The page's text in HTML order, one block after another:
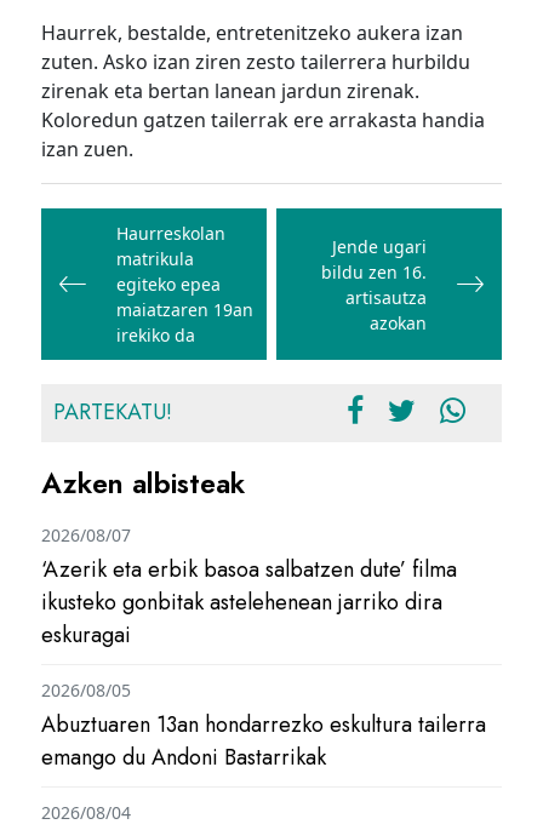
Haurrek, bestalde, entretenitzeko aukera izan
zuten. Asko izan ziren zesto tailerrera hurbildu
zirenak eta bertan lanean jardun zirenak.
Koloredun gatzen tailerrak ere arrakasta handia
izan zuen.
Bidalketetan
zehar
nabigatu
Haurreskolan
matrikula
egiteko epea
maiatzaren 19an
irekiko da
Jende ugari
bildu zen 16.
artisautza
azokan
PARTEKATU!
Azken albisteak
‘Azerik eta erbik basoa salbatzen dute’ filma
ikusteko gonbitak astelehenean jarriko dira
eskuragai
2026/08/07
Abuztuaren 13an hondarrezko eskultura tailerra
emango du Andoni Bastarrikak
2026/08/05
2026/08/04